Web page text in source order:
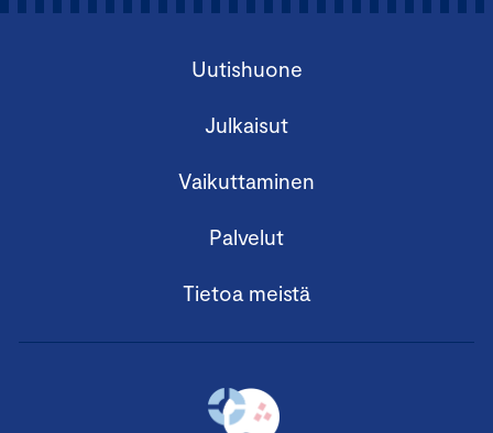
Uutishuone
Julkaisut
Vaikuttaminen
Palvelut
Tietoa meistä